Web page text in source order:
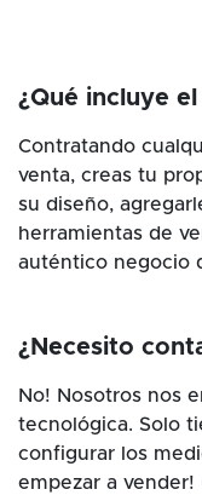
¿Qué incluye
Contratando
venta, creas tu
su diseño,
herramientas de
auténtico negocio
¿Necesito
No! Nosotros nos
tecnológica. Solo
configurar los
empezar a vender!